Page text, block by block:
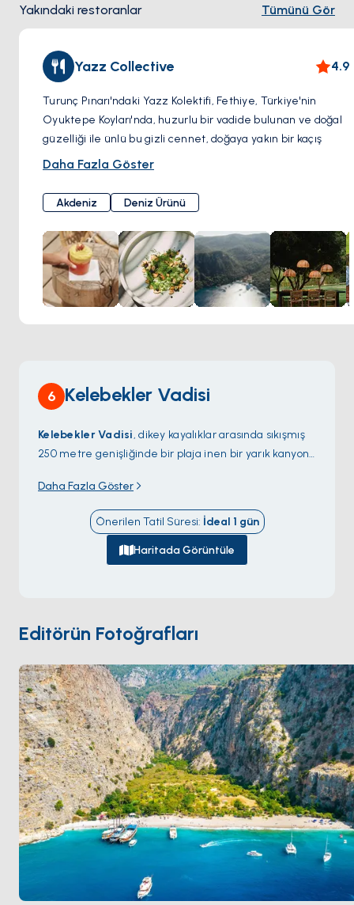
Yakındaki restoranlar Tümünü Gör
Yazz Collective 4.9
Turunç Pınarı'ndaki Yazz Kolektifi, Fethiye, Türkiye'nin
Oyuktepe Koyları'nda, huzurlu bir vadide bulunan ve doğal
güzelliği ile ünlü bu gizli cennet, doğaya yakın bir kaçış
arayanlar için bir mücevherdir. Bölgeyi süsleyen yemyeşil
genellikle Fethiye'nin merkezine 8 kilometre uzaklıkta olup
genellikle tekne ile ulaşılır.
Yazz Kolektifi kendisi, modern tasarımı geleneksel
unsurlarla birleştirerek, konfor ve lüksü yansıtan bir ortam
oluştururken doğal çevresiyle uyum içinde kalmayı başaran
lüks, doğa ilhamlı bir konaklamadır.
Kolektif, Akdeniz tariflerini dünya mutfağı teknikleriyle
birleştiren bir gastronomik deneyim sunar. Yönetici Şef
hazırlanan imza yemekleri sunar ve seçkin bir şarap
koleksiyonu ile uzmanca hazırlanmış kokteyllerle
Genel olarak, Turunç Pınarı Yazz Kolektifi, doğal güzellik,
huzur, lüks ve konforun mükemmel bir karışımını sunarak
doğanın kucağında huzurlu bir kaçış arayanlar için ideal bir
Daha Fazla Göster
Akdeniz Deniz Ürünü
6 Kelebekler Vadisi
Kelebekler Vadisi, dikey kayalıklar arasında sıkışmış
250 metre genişliğinde bir plaja inen bir yarık kanyon;
ulaşılabiliyor. Plajın üstündeki kayalıklar bölgenin en
yükseği olanBabadağkütlesinin bir parçası ve
'den yamaç paraşütçülerinin atlama noktası.
Kanyonun içinde bir patika 30 dakikada yıl boyu akan
bir şelaleye ulaşıyor; vadiye adını veren nadir kelebek
geliştirme izni verilmiyor. Tekneler plajın önünde
derin suda demir atıyor. Kelebekler Vadisi
90 dakika güneyinde. SezonMayıs ile Ekimarası
açık.
Daha Fazla Göster
Önerilen Tatil Süresi: İdeal 1 gün
Haritada Görüntüle
Editörün Fotoğrafları